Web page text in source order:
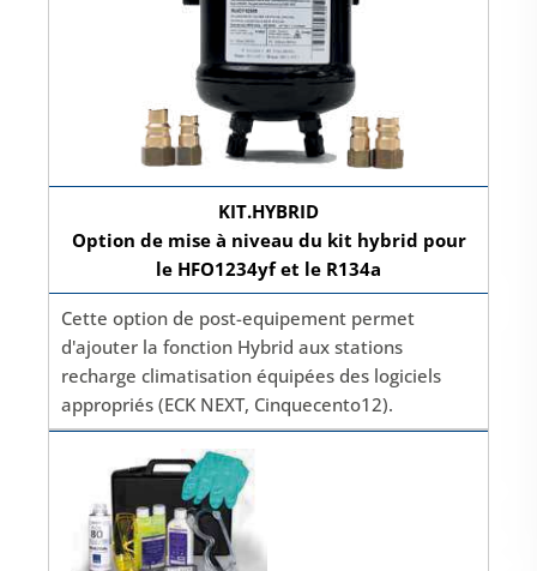
KIT.HYBRID
Option de mise à niveau du kit hybrid pour
le HFO1234yf et le R134a
Cette option de post-equipement permet
d'ajouter la fonction Hybrid aux stations
recharge climatisation équipées des logiciels
appropriés (ECK NEXT, Cinquecento12).